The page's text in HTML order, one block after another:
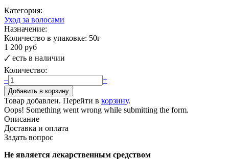
Категория:
Уход за волосами
Назначение:
Количество в упаковке: 50г
1 200 руб
🗸 есть в наличии
Количество:
–
+
Товар добавлен. Перейти в корзину.
Oops! Something went wrong while submitting the form.
Описание
Доставка и оплата
Задать вопрос
Не является лекарственным средством